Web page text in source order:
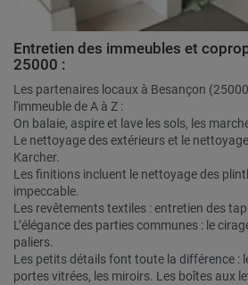
Entretien des immeubles et
25000 :
Les partenaires locaux à Besançon
l'immeuble de A à Z :
On balaie, aspire et lave les sols, les
Le nettoyage des extérieurs et le
Karcher.
Les finitions incluent le nettoyage des
impeccable.
Les revêtements textiles : entretien des
L’élégance des parties communes : le
paliers.
Les petits détails font toute la différence :
portes vitrées, les miroirs. Les boîtes aux